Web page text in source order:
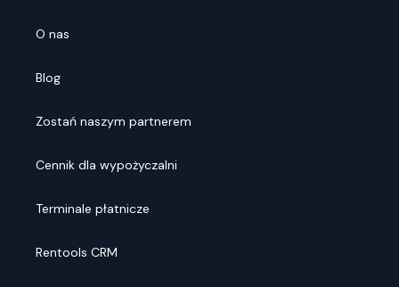
O nas
Blog
Zostań naszym partnerem
Cennik dla wypożyczalni
Terminale płatnicze
Rentools CRM